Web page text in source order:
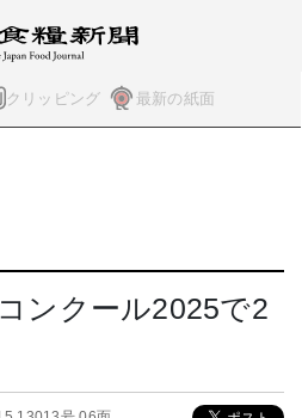
クリッピング 最新の紙面
ンクール2025で2